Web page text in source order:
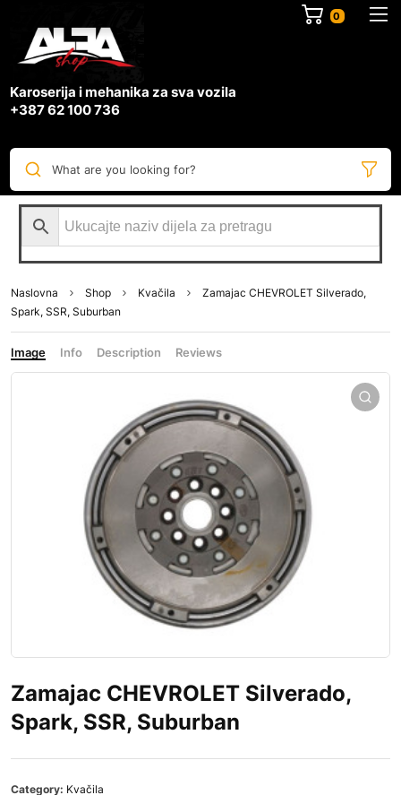
0
Karoserija i mehanika za sva vozila
+387 62 100 736
What are you looking for?
Naslovna Shop Kvačila
Zamajac CHEVROLET Silverado,
Spark, SSR, Suburban
Image Info Description Reviews
Zamajac CHEVROLET Silverado,
Spark, SSR, Suburban
Category: Kvačila